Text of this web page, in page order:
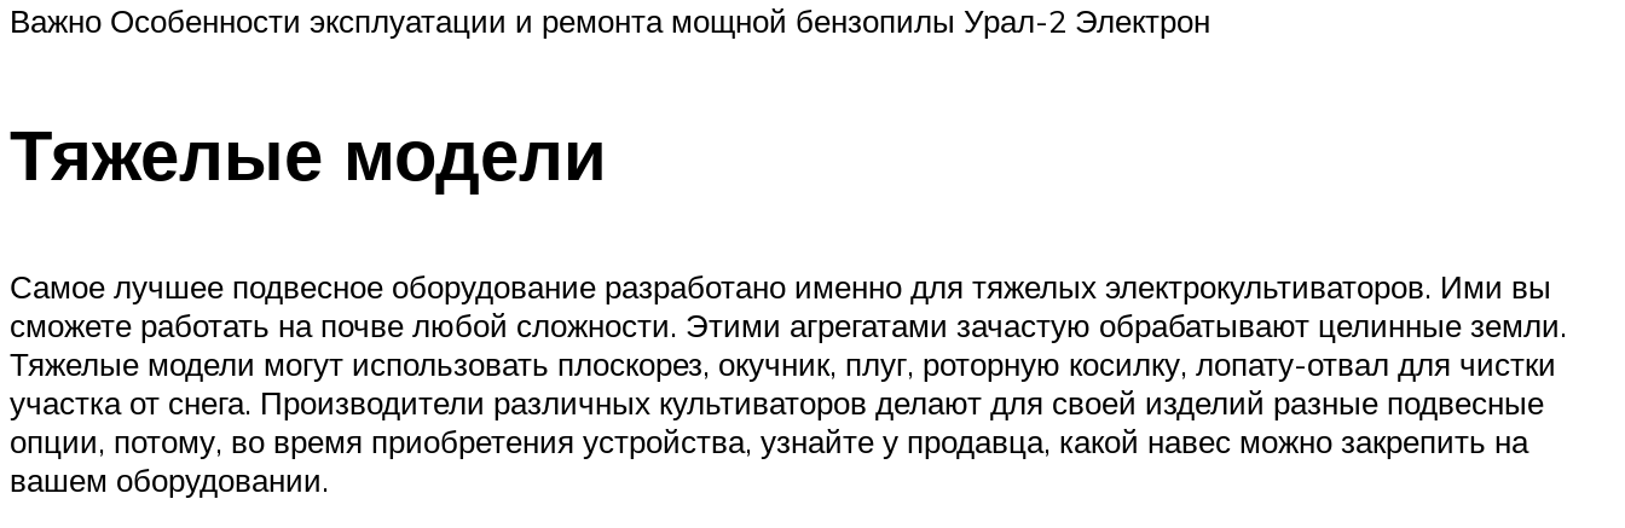
Важно Особенности эксплуатации и ремонта мощной бензопилы Урал-2 Электрон
Тяжелые модели
Самое лучшее подвесное оборудование разработано именно для тяжелых электрокультиваторов. Ими вы
сможете работать на почве любой сложности. Этими агрегатами зачастую обрабатывают целинные земли.
Тяжелые модели могут использовать плоскорез, окучник, плуг, роторную косилку, лопату-отвал для чистки
участка от снега. Производители различных культиваторов делают для своей изделий разные подвесные
опции, потому, во время приобретения устройства, узнайте у продавца, какой навес можно закрепить на
вашем оборудовании.